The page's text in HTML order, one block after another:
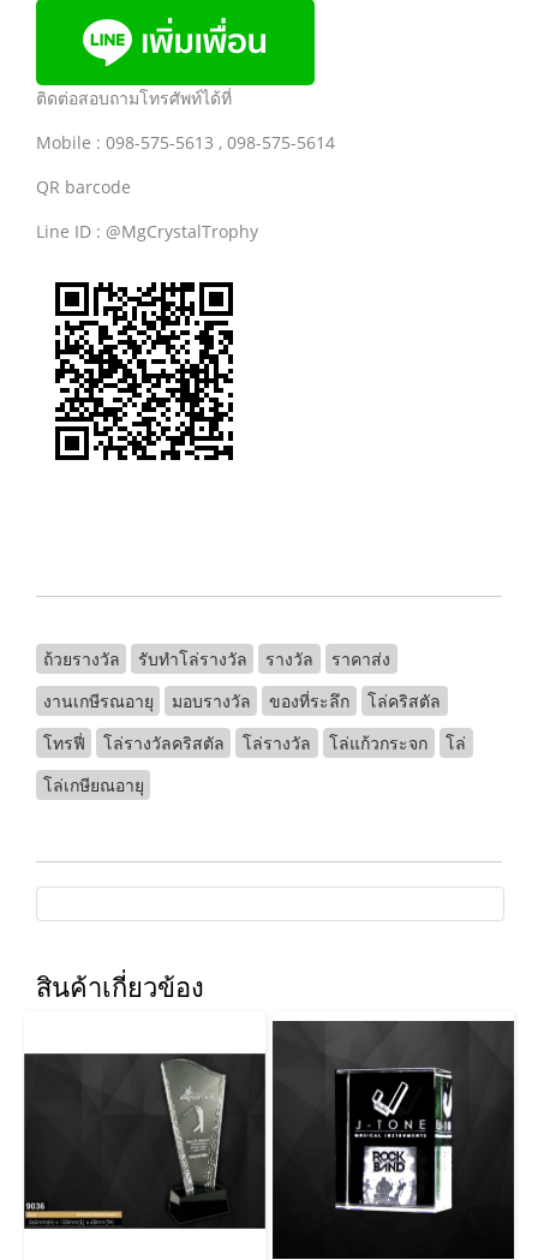
ติดต่อสอบถามโทรศัพท์ได้ที่
Mobile : 098-575-5613 , 098-575-5614
QR barcode
Line ID : @MgCrystalTrophy
ถ้วยรางวัล รับทําโล่รางวัล รางวัล
ราคาส่ง
งานเกษีรณอายุ
มอบรางวัล ของที่ระลึก
โล่คริสตัล
โทรฟี่
โล่รางวัลคริสตัล โล่รางวัล โล่แก้วกระจก
โล่
โล่เกษียณอายุ
สินค้าเกี่ยวข้อง